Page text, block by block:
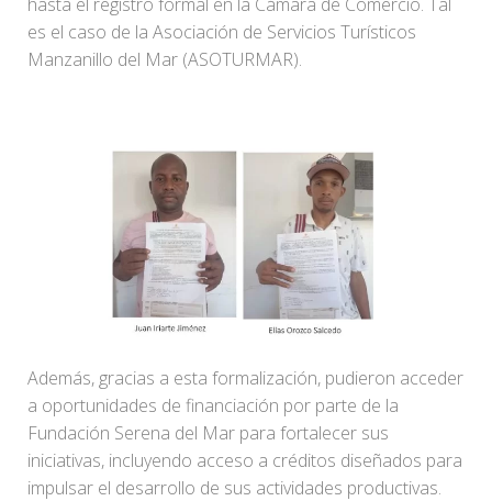
es el caso de la Asociación de Servicios Turísticos
Manzanillo del Mar (ASOTURMAR).
Además, gracias a esta formalización, pudieron acceder
a oportunidades de financiación por parte de la
Fundación Serena del Mar para fortalecer sus
iniciativas, incluyendo acceso a créditos diseñados para
impulsar el desarrollo de sus actividades productivas.